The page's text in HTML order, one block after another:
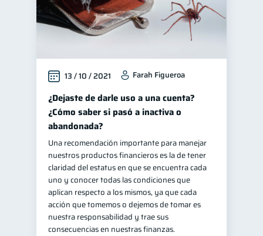
13 / 10 / 2021 Farah Figueroa
¿Dejaste de darle uso a una cuenta?
¿Cómo saber si pasó a inactiva o
abandonada?
Una recomendación importante para manejar
nuestros productos financieros es la de tener
claridad del estatus en que se encuentra cada
uno y conocer todas las condiciones que
aplican respecto a los mismos, ya que cada
acción que tomemos o dejemos de tomar es
nuestra responsabilidad y trae sus
consecuencias en nuestras finanzas.